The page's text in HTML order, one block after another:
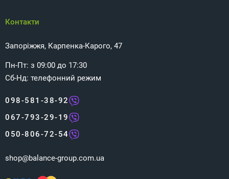
Контакти
Запоріжжя, Карпенка-Карого, 47
Пн-Пт: з 09:00 до 17:30
Сб-Нд: телефонний режим
098-581-38-92
067-793-29-19
050-806-72-54
shop@balance-group.com.ua